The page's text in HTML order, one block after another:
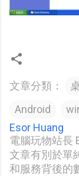
文章分類：
Android
Esor Huang
電腦玩物站長
文章有別於單
和服務背後的